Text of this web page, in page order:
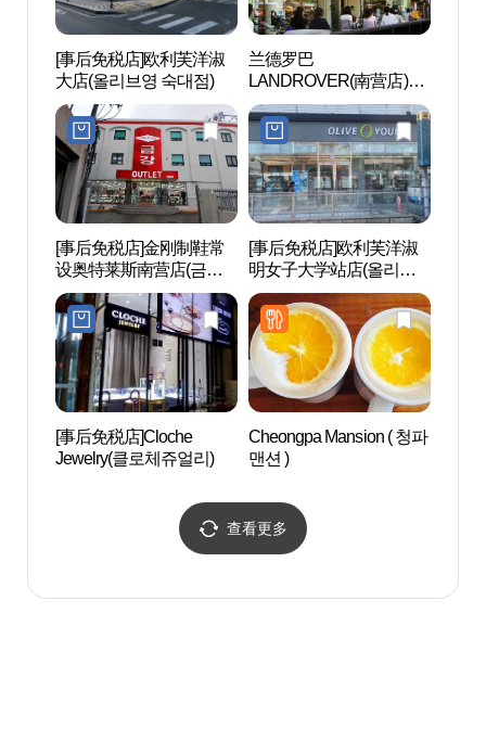
[事后免税店]欧利芙洋淑
大店(올리브영 숙대점)
兰德罗巴
LANDROVER(南营店)
(랜드로바 남영지점)
[事后免税店]金刚制鞋常
设奥特莱斯南营店(금강
제화 상설아울렛 남영점)
[事后免税店]欧利芙洋淑
明女子大学站店(올리브
영 숙대입구역점)
[事后免税店]Cloche
Jewelry(클로체쥬얼리)
Cheongpa Mansion ( 청파
맨션 )
查看更多